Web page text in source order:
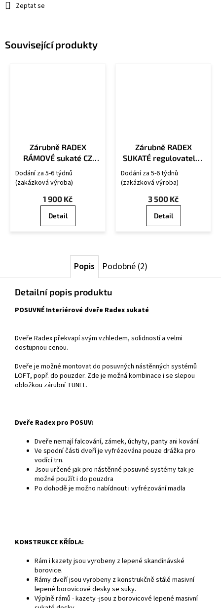
Zeptat se
Související produkty
Zárubně RADEX
RÁMOVÉ sukaté CZ
OS/U
Dodání za 5-6 týdnů
(zakázková výroba)
1 900 Kč
Detail
Zárubně RADEX
SUKATÉ regulovatelné
CZ OSU/R
Dodání za 5-6 týdnů
(zakázková výroba)
3 500 Kč
Detail
Popis Podobné (2)
Detailní popis produktu
POSUVNÉ Interiérové dveře Radex sukaté
Dveře Radex překvapí svým vzhledem, solidností a velmi
dostupnou cenou.
Dveře je možné montovat do posuvných nástěnných systémů
LOFT, popř. do pouzder. Zde je možná kombinace i se slepou
obložkou zárubní TUNEL.
Dveře Radex pro POSUV:
Dveře nemají falcování, zámek, úchyty, panty ani kování.
Ve spodní části dveří je vyfrézována pouze drážka pro
vodící trn.
Jsou určené jak pro nástěnné posuvné systémy tak je
možné použít i do pouzdra
Po dohodě je možno nabídnout i vyfrézování madla
KONSTRUKCE KŘÍDLA:
Rám i kazety jsou vyrobeny z lepené skandinávské
borovice.
Rámy dveří jsou vyrobeny z konstrukčně stálé masivní
lepené borovicové desky se suky.
Výplně rámů - kazety -jsou z borovicové lepené masivní